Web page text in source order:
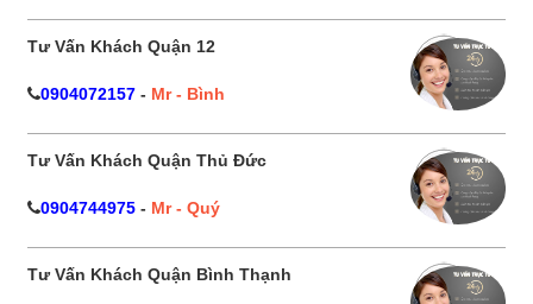
Tư Vấn Khách Quận 12
0904072157 - Mr - Bình
Tư Vấn Khách Quận Thủ Đức
0904744975 - Mr - Quý
Tư Vấn Khách Quận Bình Thạnh